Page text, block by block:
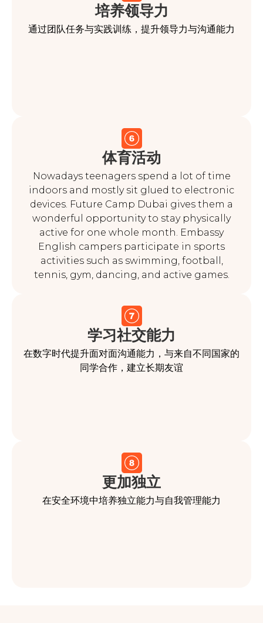
培养领导力
通过团队任务与实践训练，提升领导力与沟通能力
体育活动
Nowadays teenagers spend a lot of time
indoors and mostly sit glued to electronic
devices. Future Camp Dubai gives them a
wonderful opportunity to stay physically
active for one whole month. Embassy
English campers participate in sports
activities such as swimming, football,
tennis, gym, dancing, and active games.
学习社交能力
在数字时代提升面对面沟通能力，与来自不同国家的
同学合作，建立长期友谊
更加独立
在安全环境中培养独立能力与自我管理能力